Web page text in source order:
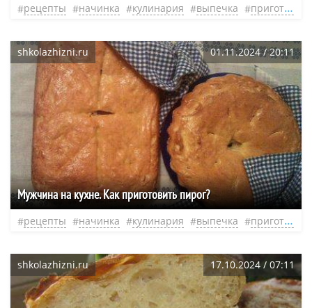
рецепты начинка кулинария выпечка приготовление
shkolazhizni.ru 01.11.2024 / 20:11
Мужчина на кухне. Как приготовить пирог?
рецепты начинка кулинария выпечка приготовление
shkolazhizni.ru 17.10.2024 / 07:11